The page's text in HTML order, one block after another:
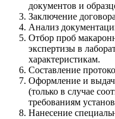
документов и
Заключение
Анализ
Отбор проб
экспертизы в
характеристикам.
Составление
Оформление и
(только в случае
требованиям
Нанесение